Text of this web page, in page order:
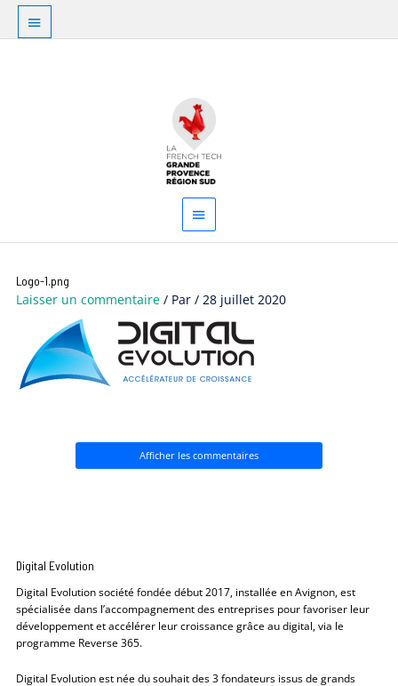
Aller
contenu
Au
dessus
principal
Logo-1.png
Laisser un commentaire / Par/28 juillet 2020
Afficher les commentaires
Digital Evolution
Digital Evolution société fondée début 2017, installée en Avignon, est
spécialisée dans l’accompagnement des entreprises pour favoriser leur
développement et accélérer leur croissance grâce au digital, via le
programme Reverse 365.
Digital Evolution est née du souhait des 3 fondateurs issus de grands